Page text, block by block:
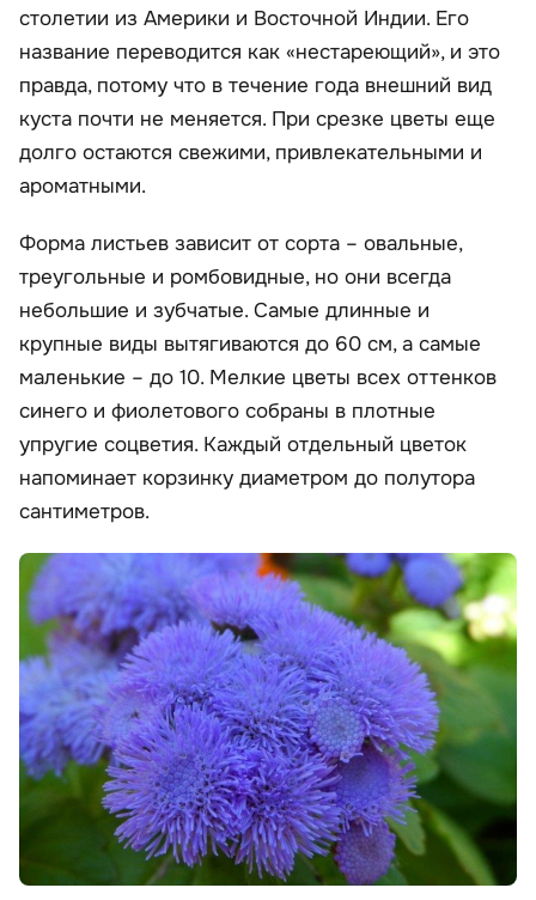
столетии из Америки и Восточной Индии. Его
название переводится как «нестареющий», и это
правда, потому что в течение года внешний вид
куста почти не меняется. При срезке цветы еще
долго остаются свежими, привлекательными и
ароматными.
Форма листьев зависит от сорта – овальные,
треугольные и ромбовидные, но они всегда
небольшие и зубчатые. Самые длинные и
крупные виды вытягиваются до 60 см, а самые
маленькие – до 10. Мелкие цветы всех оттенков
синего и фиолетового собраны в плотные
упругие соцветия. Каждый отдельный цветок
напоминает корзинку диаметром до полутора
сантиметров.